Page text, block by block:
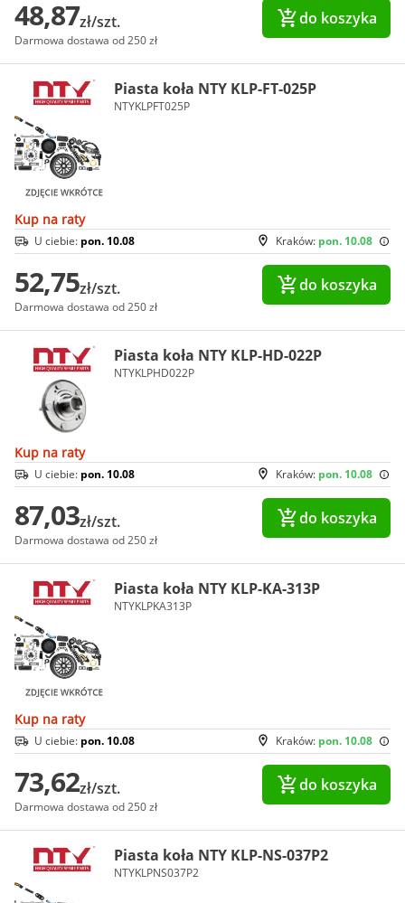
48,87zł/szt.
Darmowa dostawa od 250 zł
do koszyka
Piasta koła NTY KLP-FT-025P
NTYKLPFT025P
Kup na raty
Kraków: pon. 10.08
U ciebie: pon. 10.08
52,75zł/szt.
Darmowa dostawa od 250 zł
do koszyka
Piasta koła NTY KLP-HD-022P
NTYKLPHD022P
Kup na raty
Kraków: pon. 10.08
U ciebie: pon. 10.08
87,03zł/szt.
Darmowa dostawa od 250 zł
do koszyka
Piasta koła NTY KLP-KA-313P
NTYKLPKA313P
Kup na raty
Kraków: pon. 10.08
U ciebie: pon. 10.08
73,62zł/szt.
Darmowa dostawa od 250 zł
do koszyka
Piasta koła NTY KLP-NS-037P2
NTYKLPNS037P2